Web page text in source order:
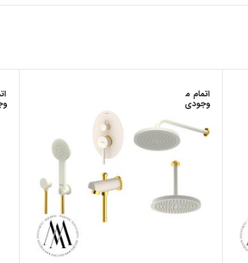
اتمام م
وجودی